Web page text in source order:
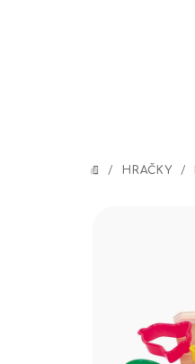
DOMOV
/ HRAČKY /